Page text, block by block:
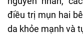
điều trị mụn hai
da khỏe mạnh và